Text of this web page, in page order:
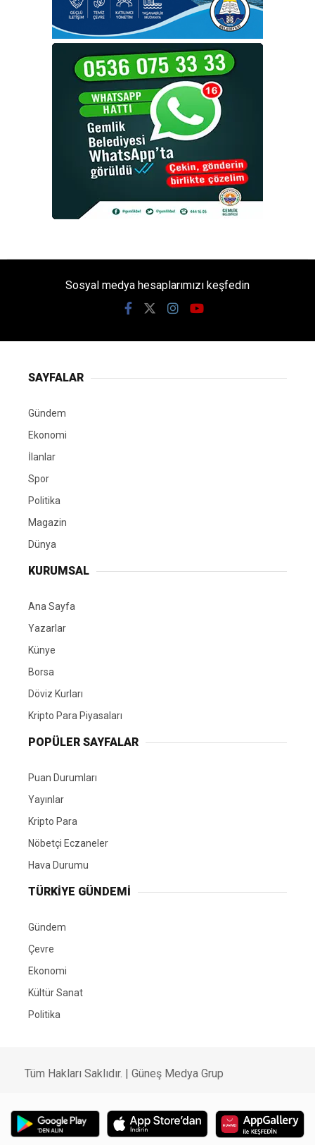
Sosyal medya hesaplarımızı keşfedin
SAYFALAR
Gündem
Ekonomi
İlanlar
Spor
Politika
Magazin
Dünya
KURUMSAL
Ana Sayfa
Yazarlar
Künye
Borsa
Döviz Kurları
Kripto Para Piyasaları
POPÜLER SAYFALAR
Puan Durumları
Yayınlar
Kripto Para
Nöbetçi Eczaneler
Hava Durumu
TÜRKIYE GÜNDEMI
Gündem
Çevre
Ekonomi
Kültür Sanat
Politika
Tüm Hakları Saklıdır. | Güneş Medya Grup